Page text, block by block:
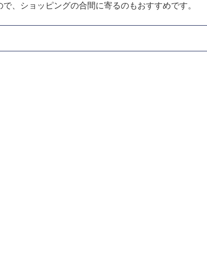
、ショッピングの合間に寄るのもおすすめです。